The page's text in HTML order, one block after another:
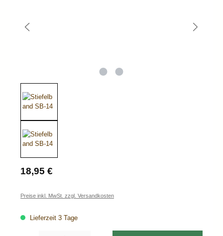
Regulärer Preis:
18,95 €
Preise inkl. MwSt. zzgl. Versandkosten
Lieferzeit 3 Tage